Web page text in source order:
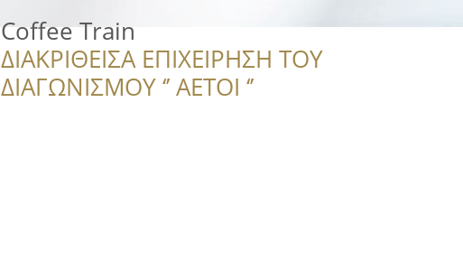
Coffee Train
ΔΙΑΚΡΙΘΕΙΣΑ ΕΠΙΧΕΙΡΗΣΗ ΤΟΥ
ΔΙΑΓΩΝΙΣΜΟΥ ‘’ ΑΕΤΟΙ ‘’